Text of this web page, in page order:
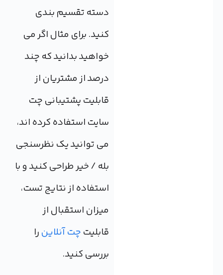
دسته تقسیم بندی
کنید. برای مثال اگر می
خواهید بدانید که چند
درصد از مشتریان از
قابلیت پشتیبانی چت
سایت استفاده کرده اند،
می توانید یک نظرسنجی
بله / خیر طراحی کنید و با
استفاده از نتایج تست،
میزان استقبال از
قابلیت چت آنلاین را
بررسی کنید.